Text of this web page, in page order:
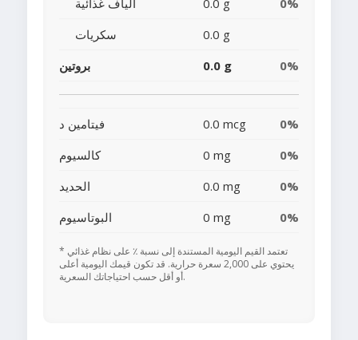
ألياف غذائية 0.0 g
0%
سكريات
0.0 g
بروتين
0.0 g 0%
فيتامين د 0.0 mcg
0%
كالسيوم
0 mg
0%
الحديد
0.0 mg
0%
البوتاسيوم
0 mg 0%
* تعتمد القيم اليومية المستندة إلى نسبة ٪ على نظام غذائي
يحتوي على 2,000 سعرة حرارية. قد تكون قيمك اليومية أعلى
أو أقل حسب احتياجاتك السعرية.